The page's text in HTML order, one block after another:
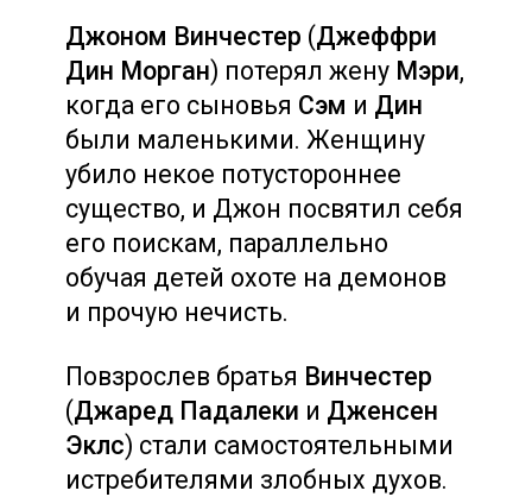
Джоном Винчестер (Джеффри
Дин Морган) потерял жену Мэри,
когда его сыновья Сэм и Дин
были маленькими. Женщину
убило некое потустороннее
существо, и Джон посвятил себя
его поискам, параллельно
обучая детей охоте на демонов
и прочую нечисть.
Повзрослев братья Винчестер
(Джаред Падалеки и Дженсен
Эклс) стали самостоятельными
истребителями злобных духов.